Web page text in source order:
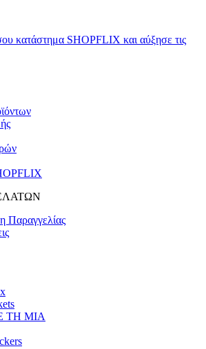
κατάστημα SHOPFLIX και αύξησε τις
Παραγγελίας
ΤΗ ΜΙΑ